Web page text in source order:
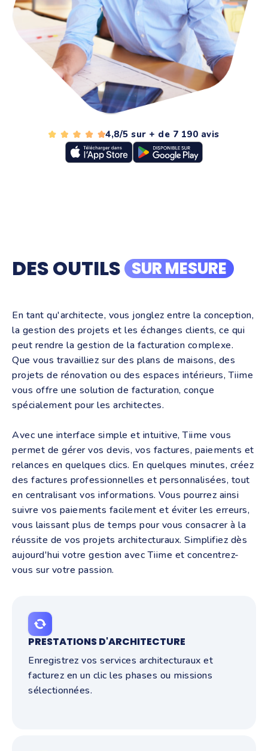
4,8/5 sur + de 7 190 avis
DES OUTILS SUR MESURE
En tant qu'architecte, vous jonglez entre la conception,
la gestion des projets et les échanges clients, ce qui
peut rendre la gestion de la facturation complexe.
Que vous travailliez sur des plans de maisons, des
projets de rénovation ou des espaces intérieurs, Tiime
vous offre une solution de facturation, conçue
spécialement pour les architectes.
Avec une interface simple et intuitive, Tiime vous
permet de gérer vos devis, vos factures, paiements et
relances en quelques clics. En quelques minutes, créez
des factures professionnelles et personnalisées, tout
en centralisant vos informations. Vous pourrez ainsi
suivre vos paiements facilement et éviter les erreurs,
vous laissant plus de temps pour vous consacrer à la
réussite de vos projets architecturaux. Simplifiez dès
aujourd'hui votre gestion avec Tiime et concentrez-
vous sur votre passion.
PRESTATIONS D'ARCHITECTURE
Enregistrez vos services architecturaux et
facturez en un clic les phases ou missions
sélectionnées.